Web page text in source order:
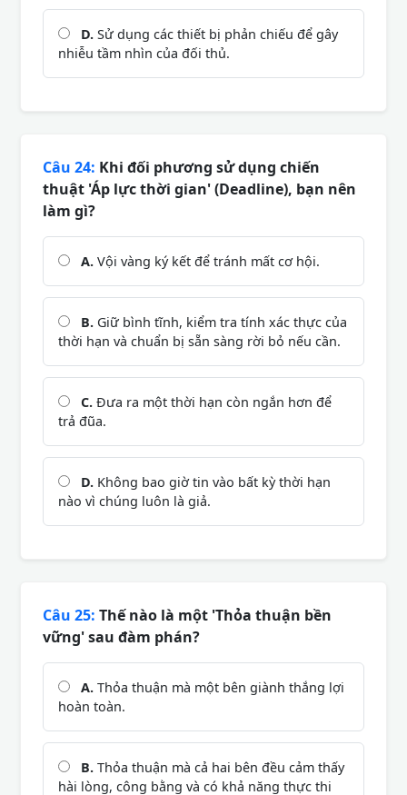
D. Sử dụng các thiết bị phản chiếu để gây
nhiễu tầm nhìn của đối thủ.
Câu 24: Khi đối phương sử dụng chiến
thuật 'Áp lực thời gian' (Deadline), bạn nên
làm gì?
A. Vội vàng ký kết để tránh mất cơ hội.
B. Giữ bình tĩnh, kiểm tra tính xác thực của
thời hạn và chuẩn bị sẵn sàng rời bỏ nếu cần.
C. Đưa ra một thời hạn còn ngắn hơn để
trả đũa.
D. Không bao giờ tin vào bất kỳ thời hạn
nào vì chúng luôn là giả.
Câu 25: Thế nào là một 'Thỏa thuận bền
vững' sau đàm phán?
A. Thỏa thuận mà một bên giành thắng lợi
hoàn toàn.
B. Thỏa thuận mà cả hai bên đều cảm thấy
hài lòng, công bằng và có khả năng thực thi